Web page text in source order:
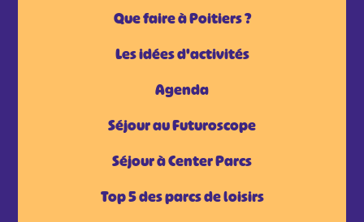
Que faire à Poitiers ?
Les idées d'activités
Agenda
Séjour au Futuroscope
Séjour à Center Parcs
Top 5 des parcs de loisirs